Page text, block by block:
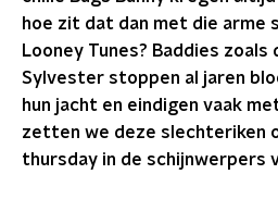
hoe zit dat dan met die arme
Looney Tunes? Baddies zoals
Sylvester stoppen al jaren
hun jacht en eindigen vaak
zetten we deze slechteriken
thursday in de schijnwerpers